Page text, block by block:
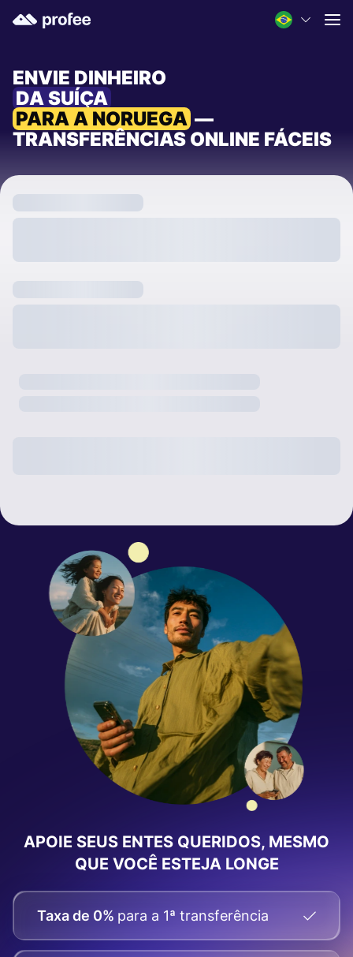
ENVIE DINHEIRO
DA SUÍÇA
PARA A NORUEGA —
TRANSFERÊNCIAS ONLINE FÁCEIS
APOIE SEUS ENTES QUERIDOS, MESMO
QUE VOCÊ ESTEJA LONGE
Taxa de 0% para a 1ª transferência